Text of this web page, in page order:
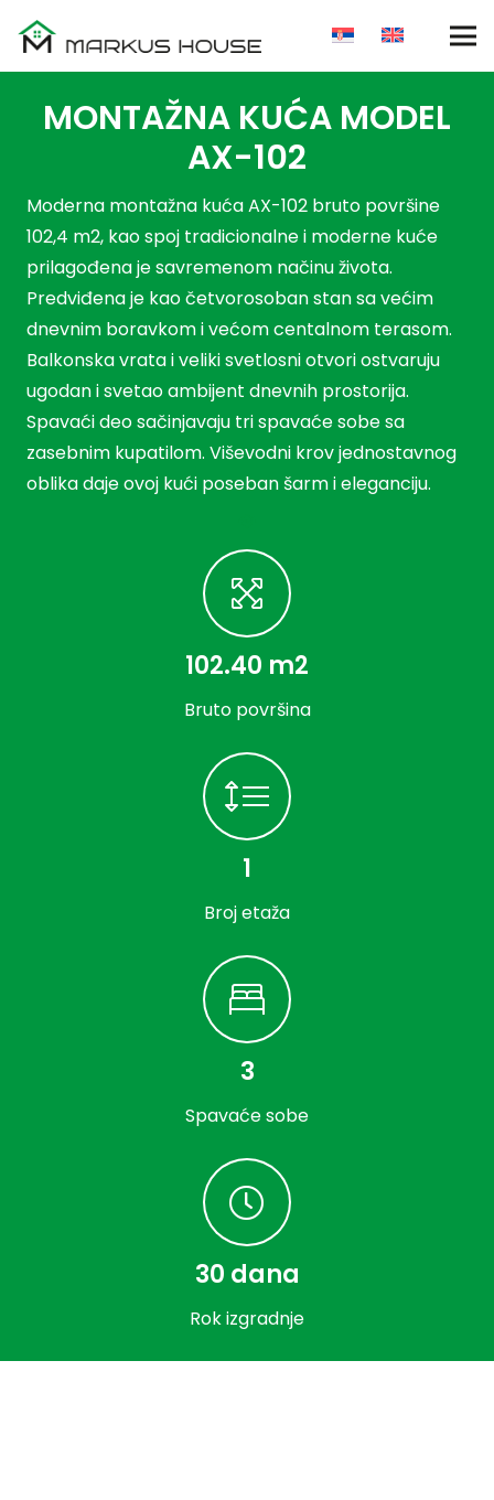
MONTAŽNA KUĆA MODEL
AX-102
Moderna montažna kuća AX-102 bruto površine
102,4 m2, kao spoj tradicionalne i moderne kuće
prilagođena je savremenom načinu života.
Predviđena je kao četvorosoban stan sa većim
dnevnim boravkom i većom centalnom terasom.
Balkonska vrata i veliki svetlosni otvori ostvaruju
ugodan i svetao ambijent dnevnih prostorija.
Spavaći deo sačinjavaju tri spavaće sobe sa
zasebnim kupatilom. Viševodni krov jednostavnog
oblika daje ovoj kući poseban šarm i eleganciju.
102.40 m2
Bruto površina
1
Broj etaža
3
Spavaće sobe
30 dana
Rok izgradnje